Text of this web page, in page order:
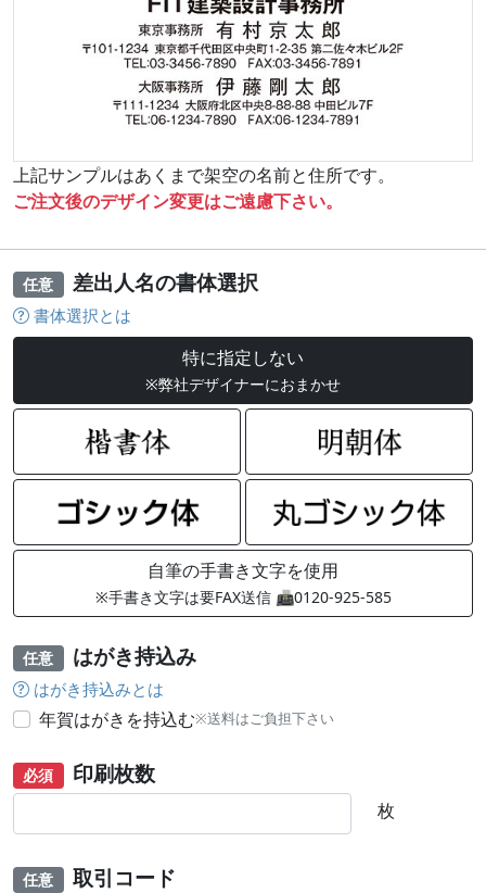
上記サンプルはあくまで架空の名前と住所です。
ご注文後のデザイン変更はご遠慮下さい。
任意 差出人名の書体選択
書体選択とは
特に指定しない
※弊社デザイナーにおまかせ
自筆の手書き文字を使用
※手書き文字は要FAX送信 📠0120-925-585
任意 はがき持込み
はがき持込みとは
年賀はがきを持込む※送料はご負担下さい
必須 印刷枚数
枚
任意 取引コード